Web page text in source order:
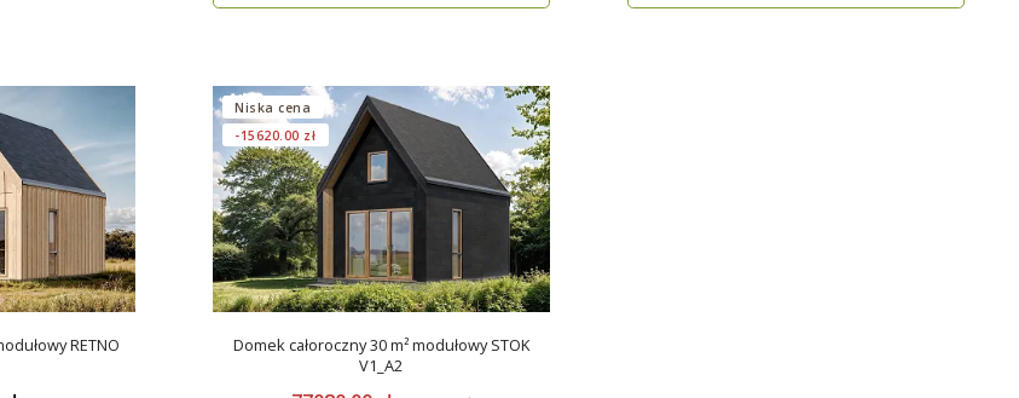
RETNO
Niska cena
-15620.00 zł
Domek całoroczny 30 m² modułowy STOK
V1_A2